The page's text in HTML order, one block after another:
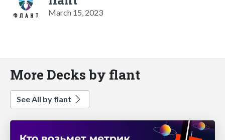
March 15, 2023
More Decks by flant
See All by flant